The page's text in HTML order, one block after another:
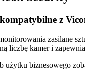
z
zasilane
liczbę kamer i
użytku biznesowego